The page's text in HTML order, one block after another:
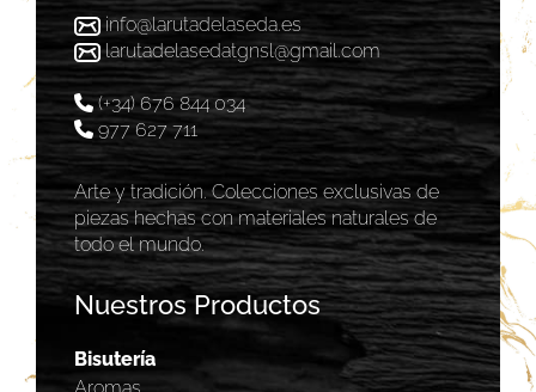
info@larutadelaseda.es
larutadelasedatgnsl@gmail.com
(+34) 676 844 034
977 627 711
Arte y tradición. Colecciones exclusivas de
piezas hechas con materiales naturales de
todo el mundo.
Nuestros Productos
Bisutería